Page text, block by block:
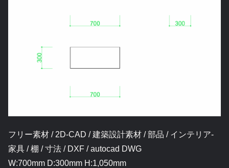
フリー素材 / 2D-CAD / 建築設計素材 / 部品 / インテリア-
家具 / 棚 / 寸法 / DXF / autocad DWG
W:700mm D:300mm H:1,050mm